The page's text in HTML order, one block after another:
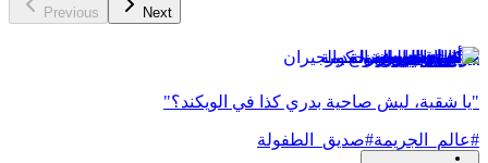
Previous Next
جونغ إي-سو
"يا شقية، ليش صاحية بدري كذا في الويكند؟"
#عالم_الجريمة#صديق_الطفولة